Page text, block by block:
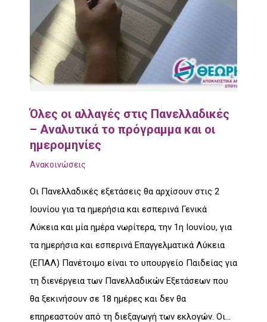
Όλες οι αλλαγές στις Πανελλαδικές
– Αναλυτικά το πρόγραμμα και οι
ημερομηνίες
Ανακοινώσεις
Οι Πανελλαδικές εξετάσεις θα αρχίσουν στις 2
Ιουνίου για τα ημερήσια και εσπερινά Γενικά
Λύκεια και μία ημέρα νωρίτερα, την 1η Ιουνίου, για
τα ημερήσια και εσπερινά Επαγγελματικά Λύκεια
(ΕΠΑΛ) Πανέτοιμο είναι το υπουργείο Παιδείας για
τη διενέργεια των Πανελλαδικών Εξετάσεων που
θα ξεκινήσουν σε 18 ημέρες και δεν θα
επηρεαστούν από τη διεξαγωγή των εκλογών. Οι…